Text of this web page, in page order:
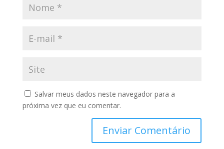
Salvar meus dados neste navegador para a
próxima vez que eu comentar.